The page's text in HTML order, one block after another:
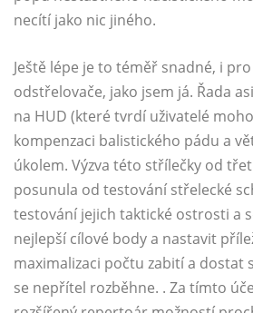
necítí jako nic jiného.
Ještě lépe je to téměř snadné, i
odstřelovače, jako jsem já. Řada
na HUD (které tvrdí uživatelé
kompenzaci balistického pádu a
úkolem. Výzva této střílečky od
posunula od testování střelecké
testování jejich taktické ostrosti a
nejlepší cílové body a nastavit
maximalizaci počtu zabití a dostat
se nepřítel rozběhne. . Za tímto